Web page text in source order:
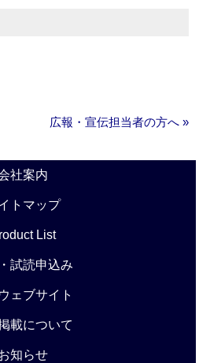
広報・宣伝担当者の方へ »
社案内
トマップ
List
試読申込み
ェブサイト
載について
知らせ